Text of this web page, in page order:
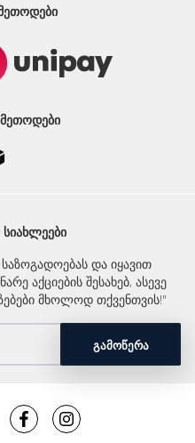
და იყავით
აქციების შესახებ, ასევე
მხოლოდ თქვენთვის!"
ᲒᲐᲛᲝᲬᲔᲠᲐ